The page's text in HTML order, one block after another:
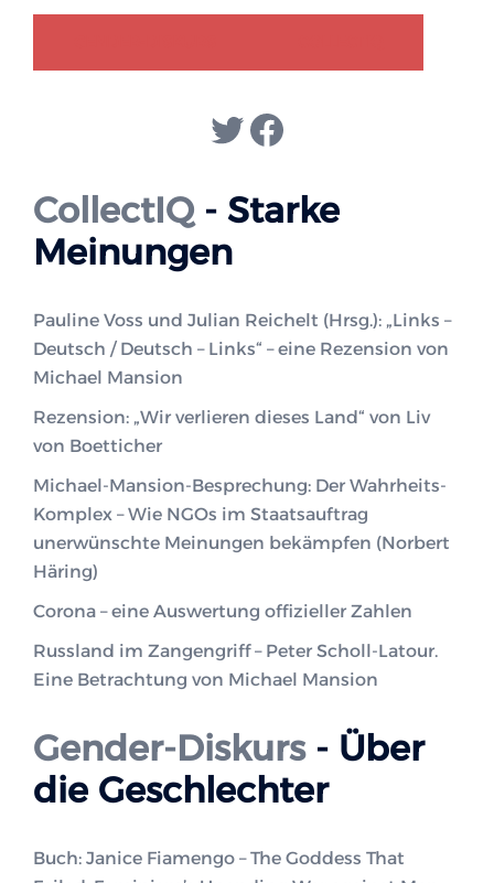
Twitter
Facebook
CollectIQ- Starke
Meinungen
Pauline Voss und Julian Reichelt (Hrsg.): „Links –
Deutsch / Deutsch – Links“ – eine Rezension von
Michael Mansion
Rezension: „Wir verlieren dieses Land“ von Liv
von Boetticher
Michael-Mansion-Besprechung: Der Wahrheits-
Komplex – Wie NGOs im Staatsauftrag
unerwünschte Meinungen bekämpfen (Norbert
Häring)
Corona – eine Auswertung offizieller Zahlen
Russland im Zangengriff – Peter Scholl-Latour.
Eine Betrachtung von Michael Mansion
Gender-Diskurs- Über
die Geschlechter
Buch: Janice Fiamengo – The Goddess That